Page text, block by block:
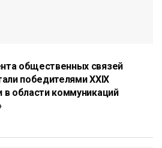
общественных связей
победителями XXIX
в области коммуникаций